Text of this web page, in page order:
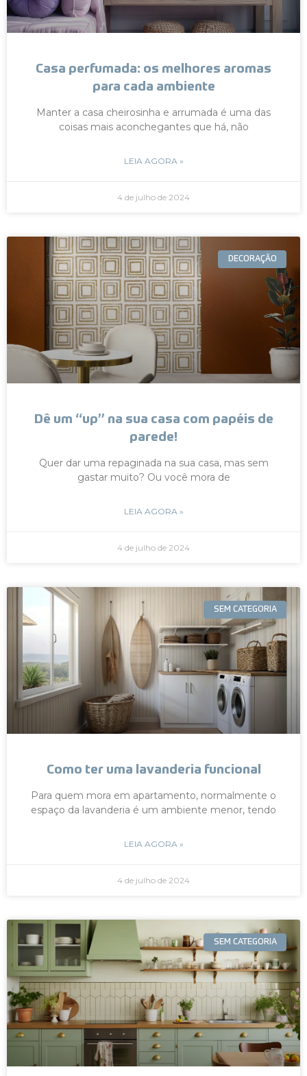
Casa perfumada: os melhores aromas
para cada ambiente
Manter a casa cheirosinha e arrumada é uma das
coisas mais aconchegantes que há, não
LEIA AGORA »
4 de julho de 2024
DECORAÇÃO
Dê um “up” na sua casa com papéis de
parede!
Quer dar uma repaginada na sua casa, mas sem
gastar muito? Ou você mora de
LEIA AGORA »
4 de julho de 2024
SEM CATEGORIA
Como ter uma lavanderia funcional
Para quem mora em apartamento, normalmente o
espaço da lavanderia é um ambiente menor, tendo
LEIA AGORA »
4 de julho de 2024
SEM CATEGORIA